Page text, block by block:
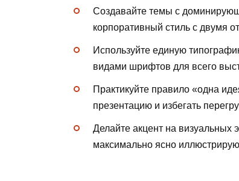
Создавайте темы с
корпоративный стиль с двумя
Используйте единую
видами шрифтов для всего
Практикуйте правило «одна
презентацию и избегать
Делайте акцент на визуальных
максимально ясно